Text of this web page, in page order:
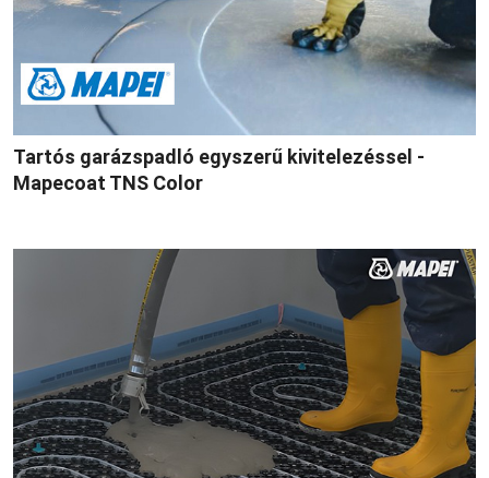
Tartós garázspadló egyszerű kivitelezéssel -
Mapecoat TNS Color